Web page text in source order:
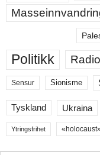
Politikk Radio
Sensur Sionisme
Tyskland Ukraina
Ytringsfrihet